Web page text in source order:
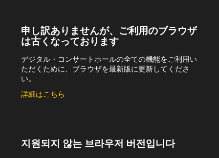
申し訳ありませんが、ご利用のブラウザ
は古くなっております
デジタル・コンサートホールの全ての機能をご利用い
ただくために、ブラウザを最新版に更新してくださ
い。
詳細はこちら
지원되지 않는 브라우저 버전입니다